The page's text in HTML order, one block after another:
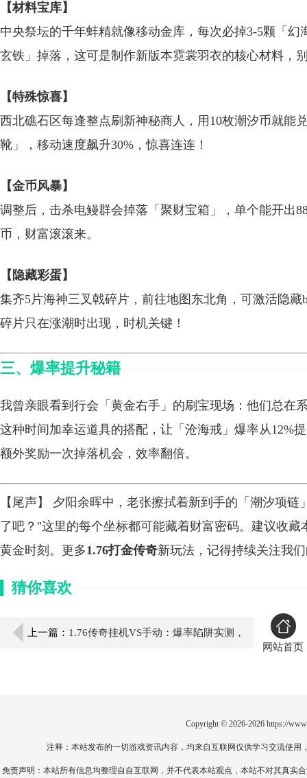
【材料宝库】
中央祭坛的千年蚌精就像移动金库，每次必掉3-5颗「
玄铁」掉落，这可是制作新版本霓裳羽衣的核心材料，
【特殊惊喜】
西北礁石区每逢整点刷新神秘商人，用10枚潮汐币就能
靴」，移动速度飙升30%，惊喜连连！
【金币风暴】
调整后，击杀电鳗群会掉落「聚财宝箱」，单个能开出
币，财富滚滚来。
【隐藏彩蛋】
集齐5片海神三叉戟碎片，前往地图东北角，可激活隐
碎片只在涨潮时出现，时机关键！
三、爆率提升秘籍
我曾亲眼看到行会「黄金右手」的刷宝现场：他们总在
这种时间加幸运道具的搭配，让「沧海戒」爆率从12%
额外奖励一次掉落机会，效率翻倍。
【尾声】 夕阳余晖中，老张擦拭着新到手的「潮汐项
了吧？"这里的每个坐标都可能藏着财富密码。建议收
黄金时刻。更多1.76打金传奇新玩法，记得持续关注我
猜你喜欢
上一篇： 1.76传奇挂机VS手动：爆率陷阱实测，
网站首页
Copyright © 2026-2026 https://
注释：本站发布的一切游戏资讯内容，均来自互联网仅供学习交流使
免责声明：本站所有信息均整理自自互联网，并不代表本站观点，本站不对其真实